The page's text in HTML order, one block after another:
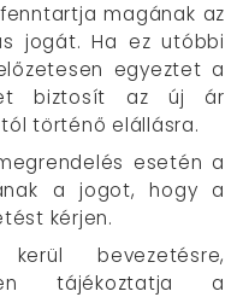
magának az
jogát. Ha ez utóbbi
egyeztet a
biztosít az új ár
történő elállásra.
esetén a
a jogot, hogy a
kérjen.
bevezetésre,
tájékoztatja a